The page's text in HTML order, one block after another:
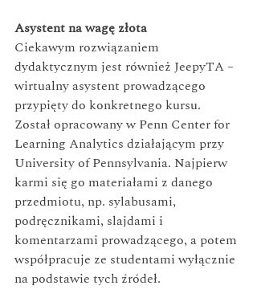
Asystent na wagę złota
Ciekawym rozwiązaniem
dydaktycznym jest również JeepyTA –
wirtualny asystent prowadzącego
przypięty do konkretnego kursu.
Został opracowany w Penn Center for
Learning Analytics działającym przy
University of Pennsylvania. Najpierw
karmi się go materiałami z danego
przedmiotu, np. sylabusami,
podręcznikami, slajdami i
komentarzami prowadzącego, a potem
współpracuje ze studentami wyłącznie
na podstawie tych źródeł.